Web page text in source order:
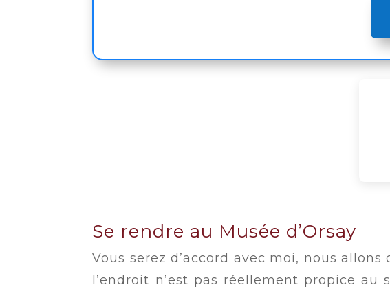
Se rendre au Musée d’Orsay
Vous serez d’accord avec moi, nous
l’endroit n’est pas réellement propice